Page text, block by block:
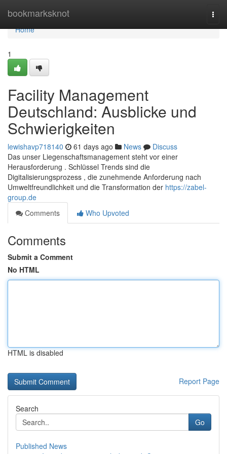
bookmarksknot
Home
Home
1
Facility Management
Deutschland: Ausblicke und
Schwierigkeiten
lewishavp718140 61 days ago News
Discuss
Das unser Liegenschaftsmanagement steht vor einer
Herausforderung . Schlüssel Trends sind die
Digitalisierungsprozess , die zunehmende Anforderung nach
Umweltfreundlichkeit und die Transformation der https://zabel-
group.de
Comments
Who Upvoted
Comments
Submit a Comment
No HTML
HTML is disabled
Report Page
Search
Go
Published News